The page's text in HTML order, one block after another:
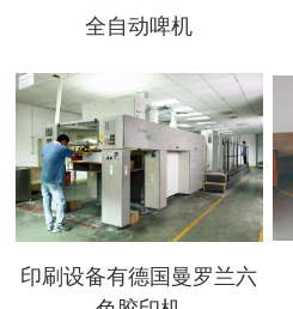
全自动啤机
印刷设备有德国曼罗兰六